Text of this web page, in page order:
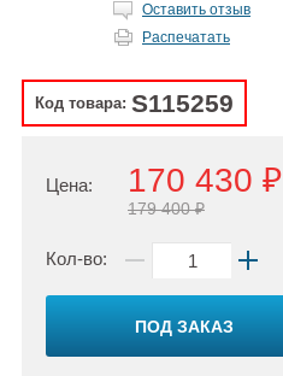
Оставить отзыв
Распечатать
Код товара: S115259
Цена: 170 430 ₽
179 400 ₽
Кол-во:
ПОД ЗАКАЗ